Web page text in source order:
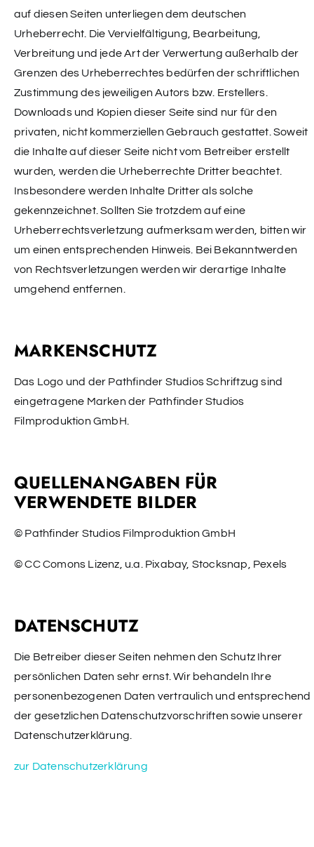
auf diesen Seiten unterliegen dem deutschen
Urheberrecht. Die Vervielfältigung, Bearbeitung,
Verbreitung und jede Art der Verwertung außerhalb der
Grenzen des Urheberrechtes bedürfen der schriftlichen
Zustimmung des jeweiligen Autors bzw. Erstellers.
Downloads und Kopien dieser Seite sind nur für den
privaten, nicht kommerziellen Gebrauch gestattet. Soweit
die Inhalte auf dieser Seite nicht vom Betreiber erstellt
wurden, werden die Urheberrechte Dritter beachtet.
Insbesondere werden Inhalte Dritter als solche
gekennzeichnet. Sollten Sie trotzdem auf eine
Urheberrechtsverletzung aufmerksam werden, bitten wir
um einen entsprechenden Hinweis. Bei Bekanntwerden
von Rechtsverletzungen werden wir derartige Inhalte
umgehend entfernen.
MARKENSCHUTZ
Das Logo und der Pathfinder Studios Schriftzug sind
eingetragene Marken der Pathfinder Studios
Filmproduktion GmbH.
QUELLENANGABEN FÜR
VERWENDETE BILDER
© Pathfinder Studios Filmproduktion GmbH
© CC Comons Lizenz, u.a. Pixabay, Stocksnap, Pexels
DATENSCHUTZ
Die Betreiber dieser Seiten nehmen den Schutz Ihrer
persönlichen Daten sehr ernst. Wir behandeln Ihre
personenbezogenen Daten vertraulich und entsprechend
der gesetzlichen Datenschutzvorschriften sowie unserer
Datenschutzerklärung.
zur Datenschutzerklärung